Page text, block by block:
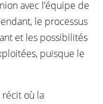
avec l’équipe de
le processus
et les possibilités
puisque le
récit où la